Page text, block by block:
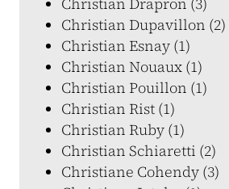
Christian Dupavillon (2)
Christian Esnay (1)
Christian Nouaux (1)
Christian Pouillon (1)
Christian Rist (1)
Christian Ruby (1)
Christian Schiaretti (2)
Christiane Cohendy (3)